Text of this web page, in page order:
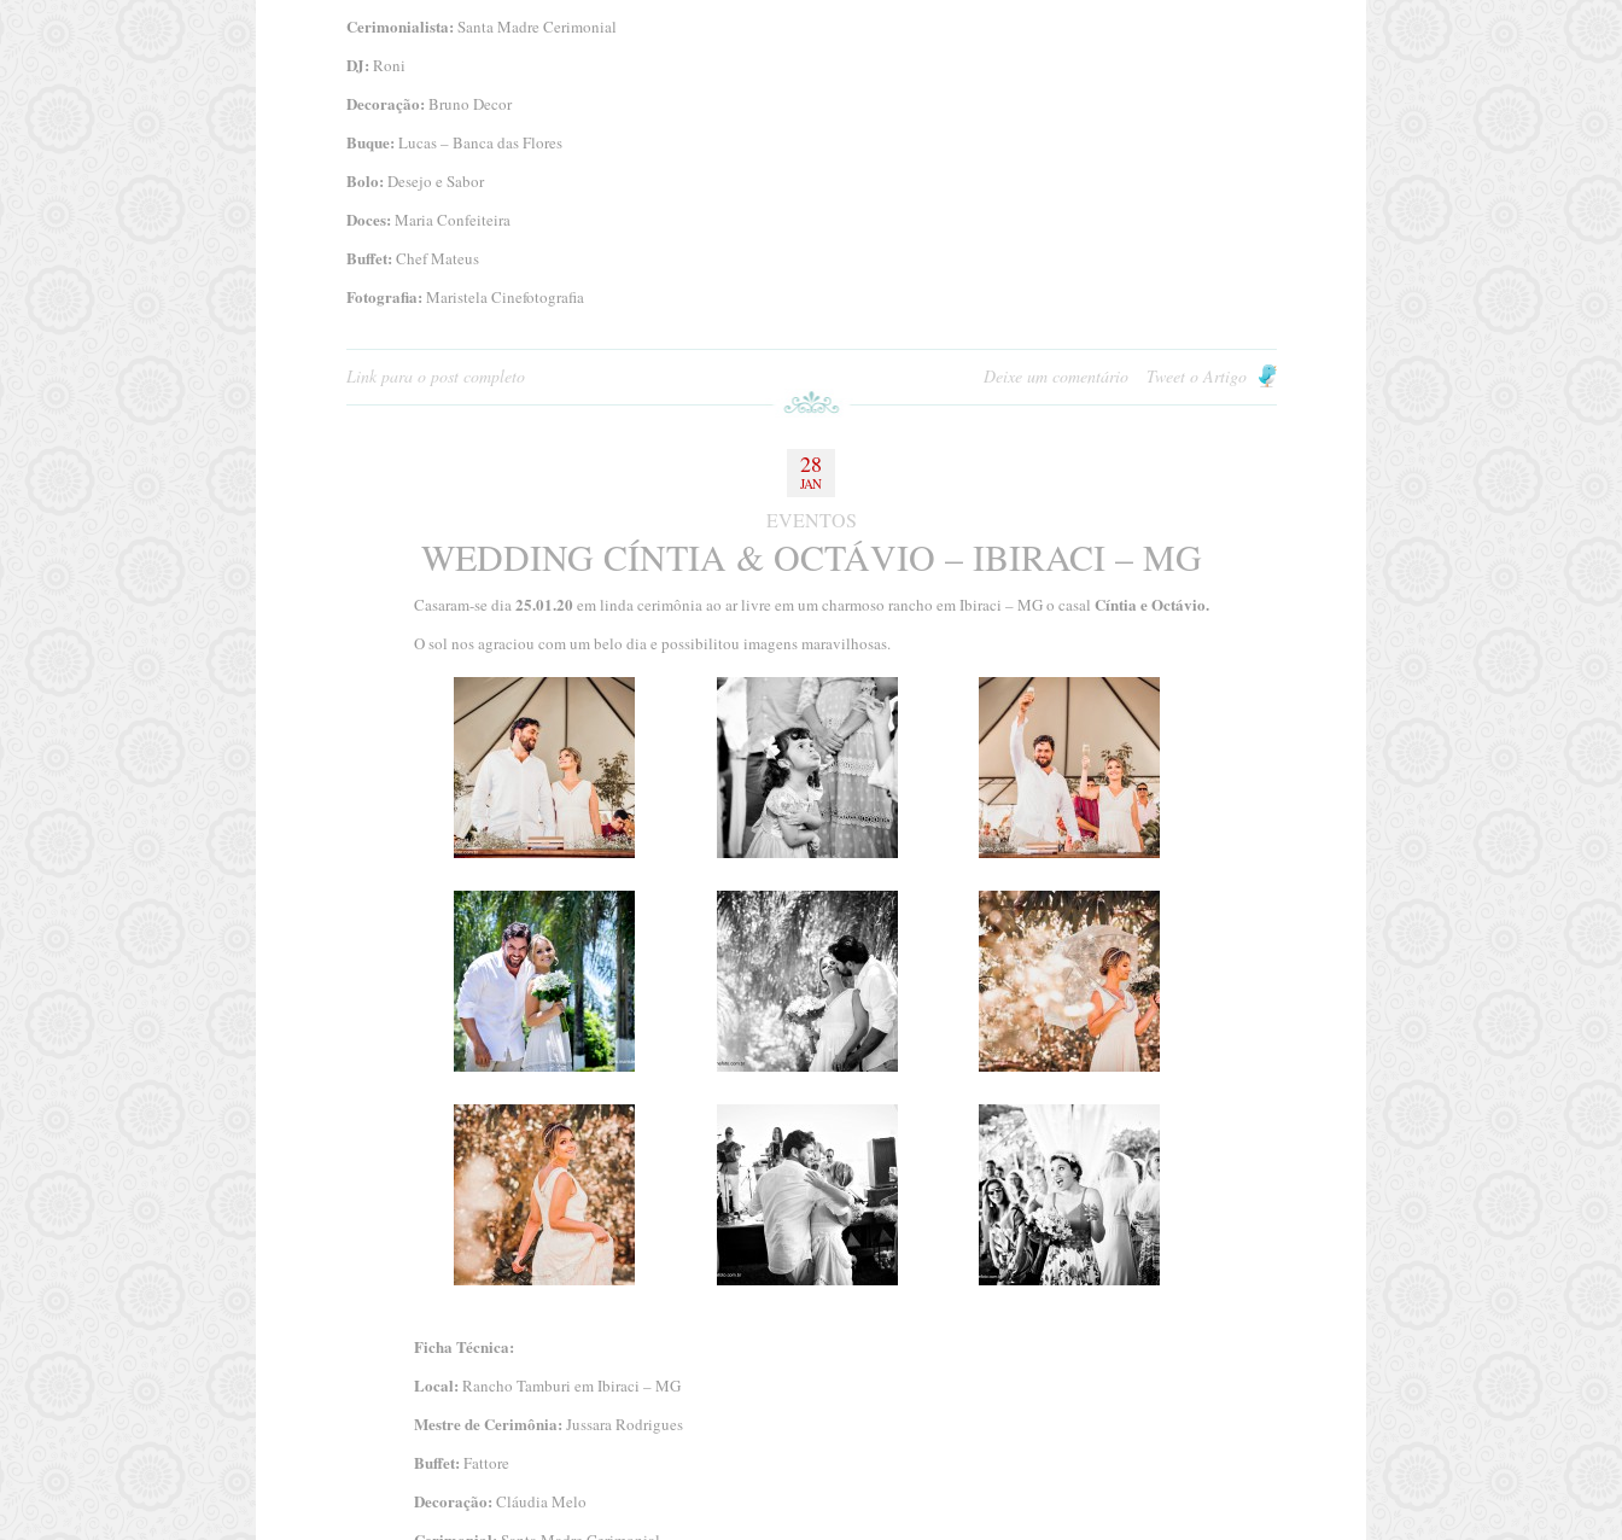
Cerimonialista: Santa Madre Cerimonial
DJ: Roni
Decoração: Bruno Decor
Buque: Lucas – Banca das Flores
Bolo: Desejo e Sabor
Doces: Maria Confeiteira
Buffet: Chef Mateus
Fotografia: Maristela Cinefotografia
Link para o post completo Tweet o Artigo
Deixe um comentário
28
JAN
EVENTOS
WEDDING CÍNTIA & OCTÁVIO – IBIRACI – MG
Casaram-se dia25.01.20 em linda cerimônia ao ar livre em um charmoso rancho em Ibiraci – MG o casal Cíntia e Octávio.
O sol nos agraciou com um belo dia e possibilitou imagens maravilhosas.
Ficha Técnica:
Local: Rancho Tamburi em Ibiraci – MG
Mestre de Cerimônia: Jussara Rodrigues
Buffet: Fattore
Decoração: Cláudia Melo